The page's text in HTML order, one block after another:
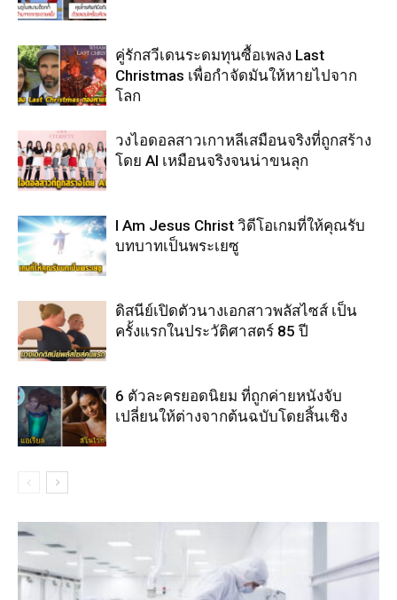
คู่รักสวีเดนระดมทุนซื้อเพลง Last
Christmas เพื่อกำจัดมันให้หายไปจาก
โลก
วงไอดอลสาวเกาหลีเสมือนจริงที่ถูกสร้าง
โดย AI เหมือนจริงจนน่าขนลุก
I Am Jesus Christ วิดีโอเกมที่ให้คุณรับ
บทบาทเป็นพระเยซู
ดิสนีย์เปิดตัวนางเอกสาวพลัสไซส์ เป็น
ครั้งแรกในประวัติศาสตร์ 85 ปี
6 ตัวละครยอดนิยม ที่ถูกค่ายหนังจับ
เปลี่ยนให้ต่างจากต้นฉบับโดยสิ้นเชิง